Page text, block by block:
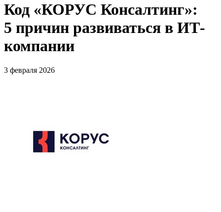
Код «КОРУС Консалтинг»:
5 причин развиваться в ИТ-
компании
3 февраля 2026